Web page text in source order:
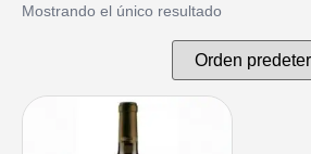
Mostrando el único resultado